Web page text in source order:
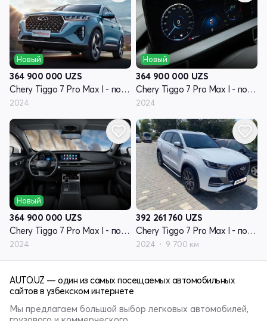
Новый
364 900 000 UZS
Chery Tiggo 7 Pro Max I - поколение
2024
Новый
364 900 000 UZS
Chery Tiggo 7 Pro Max I - поколение
2024
Новый
364 900 000 UZS
Chery Tiggo 7 Pro Max I - поколение
2024
392 261 760 UZS
Chery Tiggo 7 Pro Max I - поколение
2024 9 700 км
AUTO.UZ — один из самых посещаемых автомобильных
сайтов в узбекском интернете
Мы предлагаем большой выбор легковых автомобилей,